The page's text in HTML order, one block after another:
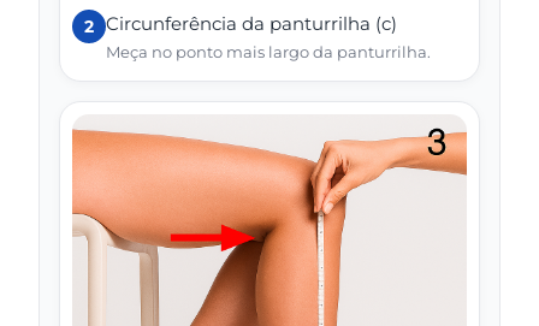
2 Circunferência da panturrilha (c)
Meça no ponto mais largo da panturrilha.